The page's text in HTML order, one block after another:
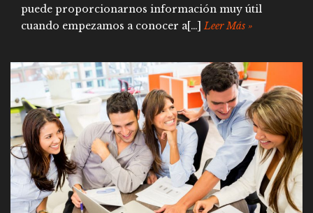
puede proporcionarnos información muy útil
cuando empezamos a conocer a[…] Leer Más »